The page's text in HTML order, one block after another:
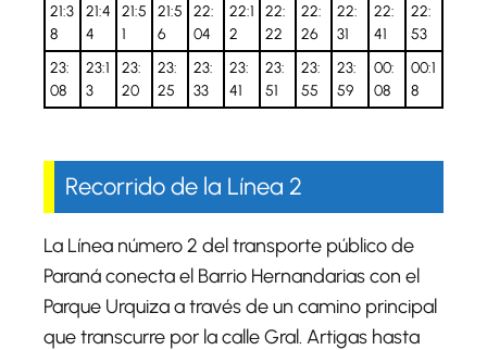
21:3
8
21:4
4
21:5
1
21:5
6
22:
04
22:1
2
22:
22
22:
26
22:
31
22:
41
22:
53
23:
08
23:1
3
23:
20
23:
25
23:
33
23:
41
23:
51
23:
55
23:
59
00:
08
00:1
8
Recorrido de la Línea 2
La Línea número 2 del transporte público de
Paraná conecta el Barrio Hernandarias con el
Parque Urquiza a través de un camino principal
que transcurre por la calle Gral. Artigas hasta